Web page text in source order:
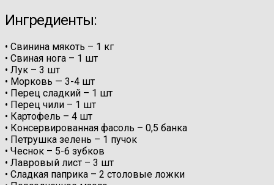
Ингредиенты:
• Свинина мякоть – 1 кг
• Свиная нога – 1 шт
• Лук – 3 шт
• Морковь — 3-4 шт
• Перец сладкий – 1 шт
• Перец чили – 1 шт
• Картофель – 4 шт
• Консервированная фасоль – 0,5 банка
• Петрушка зелень – 1 пучок
• Чеснок – 5-6 зубков
• Лавровый лист – 3 шт
• Сладкая паприка – 2 столовые ложки